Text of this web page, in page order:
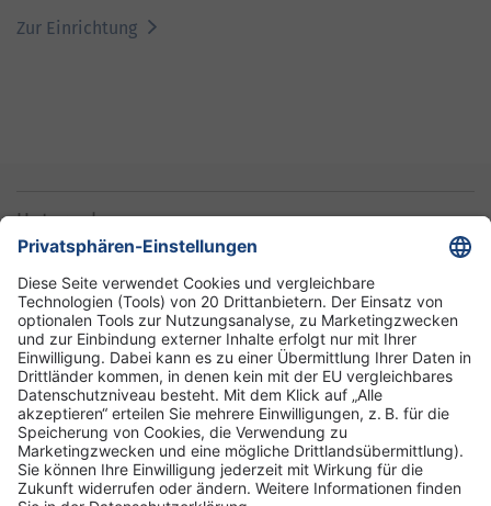
Zur Einrichtung
Unternehmen
Informationen
Standorte
DRK-Schwesternschaft Berlin
Impressum